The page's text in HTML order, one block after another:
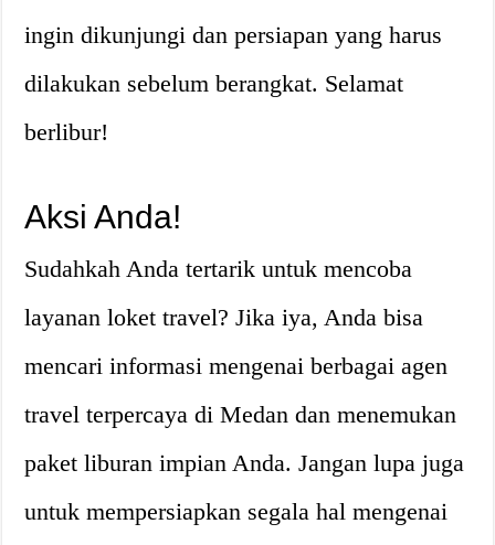
ingin dikunjungi dan persiapan yang harus
dilakukan sebelum berangkat. Selamat
berlibur!
Aksi Anda!
Sudahkah Anda tertarik untuk mencoba
layanan loket travel? Jika iya, Anda bisa
mencari informasi mengenai berbagai agen
travel terpercaya di Medan dan menemukan
paket liburan impian Anda. Jangan lupa juga
untuk mempersiapkan segala hal mengenai